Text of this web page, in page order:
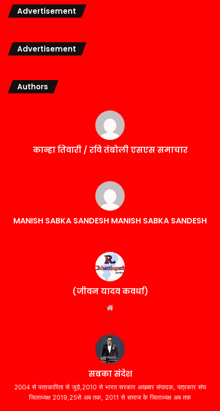
Advertisement
Advertisement
Authors
कान्हा तिवारी / रवि तंबोली एसएस समाचार
MANISH SABKA SANDESH MANISH SABKA SANDESH
(जीवन यादव कवर्धा)
सबका संदेश
2004 से पत्रकारिता से जुड़े,2010 से भारत सरकार अखबार संपादक, पत्रकार संघ
जिलाध्यक्ष 2019,25से अब तक, 2011 से समाज के जिलाध्यक्ष अब तक